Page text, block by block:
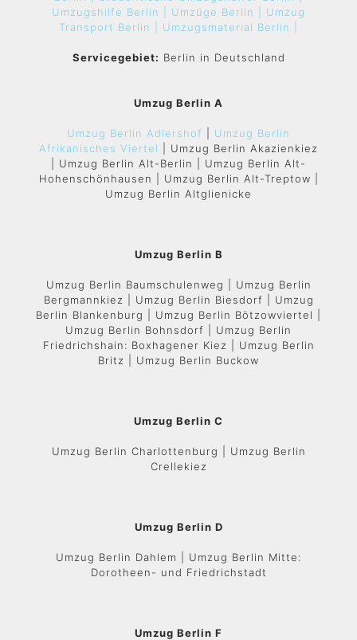
Umzugshilfe Berlin | Umzüge Berlin | Umzug
Transport Berlin | Umzugsmaterial Berlin |
Servicegebiet: Berlin in Deutschland
Umzug Berlin A
Umzug Berlin Adlershof
Umzug Berlin
Afrikanisches Viertel
| Umzug Berlin Akazienkiez
| Umzug Berlin Alt-Berlin | Umzug Berlin Alt-
Hohenschönhausen | Umzug Berlin Alt-Treptow |
Umzug Berlin Altglienicke
Umzug Berlin B
Umzug Berlin Baumschulenweg | Umzug Berlin
Bergmannkiez | Umzug Berlin Biesdorf | Umzug
Berlin Blankenburg | Umzug Berlin Bötzowviertel |
Umzug Berlin Bohnsdorf | Umzug Berlin
Friedrichshain: Boxhagener Kiez | Umzug Berlin
Britz | Umzug Berlin Buckow
Umzug Berlin C
Umzug Berlin Charlottenburg | Umzug Berlin
Crellekiez
Umzug Berlin D
Umzug Berlin Dahlem | Umzug Berlin Mitte:
Dorotheen- und Friedrichstadt
Umzug Berlin F